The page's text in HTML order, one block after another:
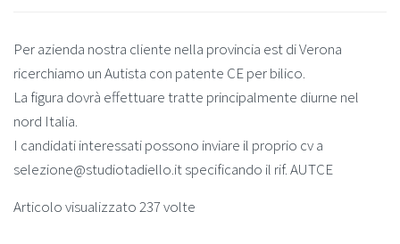
Per azienda nostra cliente nella provincia est di Verona
ricerchiamo un Autista con patente CE per bilico.
La figura dovrà effettuare tratte principalmente diurne nel
nord Italia.
I candidati interessati possono inviare il proprio cv a
selezione@studiotadiello.it specificando il rif. AUTCE
Articolo visualizzato 237 volte